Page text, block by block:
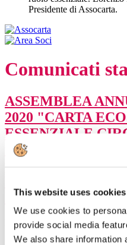
This website uses cookies
We use cookies to
provide social media
We also share information
Presidente di Assocarta.
Comunicati
ASSEMBLEA
2020 "CARTA
ESSENZIALE
ridurre il prezzo
Presidente di
Dettagli
Pubblicato: 24 Giugno